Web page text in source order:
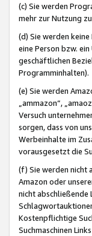
(c) Sie werden
mehr zur Nutzung
(d) Sie werden
eine Person bzw.
geschäftlichen
Programminhalten).
(e) Sie werden
„ammazon“,
Versuch
sorgen, dass von
Werbeinhalte im
vorausgesetzt die
(f) Sie werden nicht
Amazon oder
nicht abschließende
Kostenpflichtige
Suchmaschinen